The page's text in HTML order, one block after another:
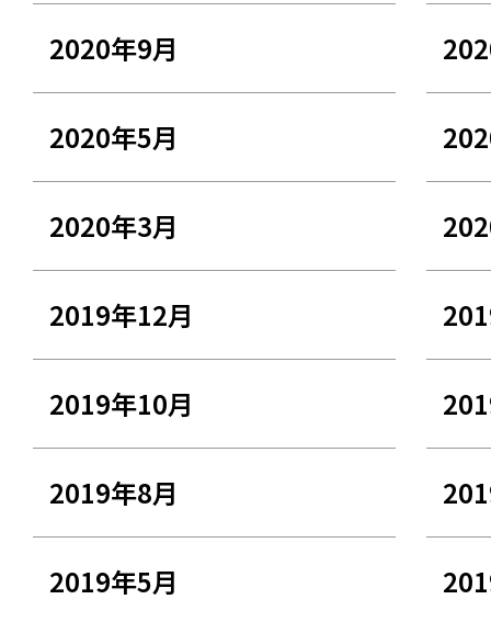
2020年9月
2020年5月
2020年3月
2019年12月
2019年10月
2019年8月
2019年5月